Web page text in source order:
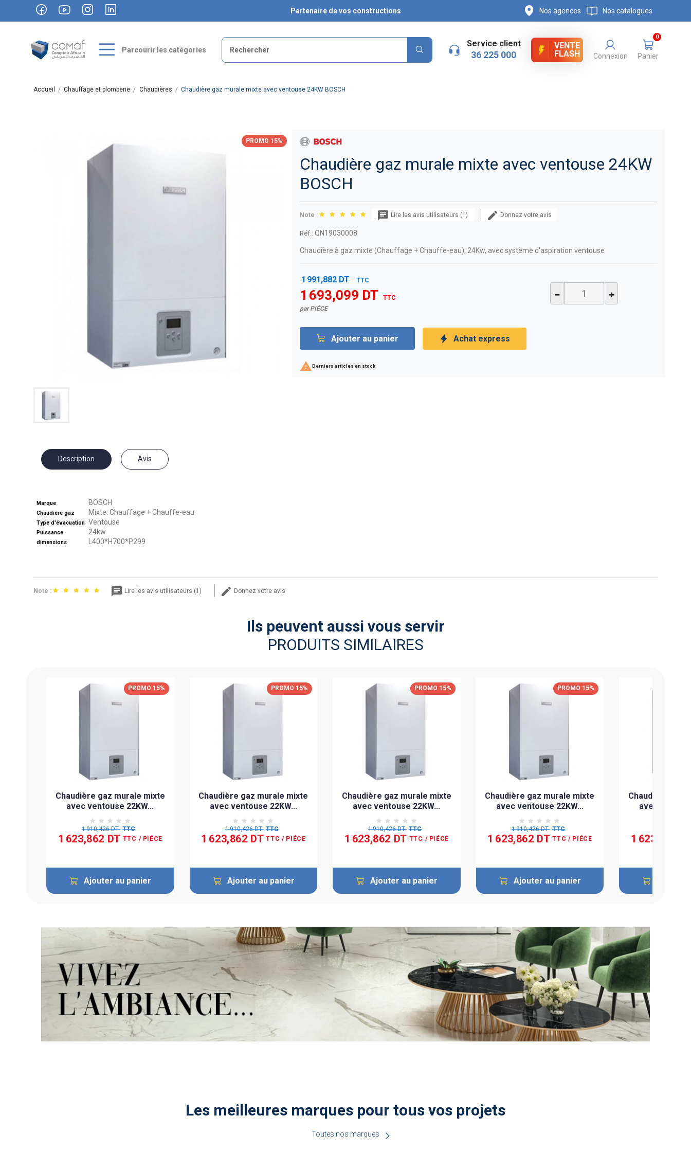
Partenaire de vos constructions Nos agences Nos catalogues
Parcourir les catégories
Service client
36 225 000
VENTE
FLASH
Connexion Panier
0
Accueil Chauffage et plomberie Chaudières Chaudière gaz murale mixte avec ventouse 24KW BOSCH
PROMO 15%
Chaudière gaz murale mixte avec ventouse 24KW
BOSCH
Note : Lire les avis utilisateurs (1) Donnez votre avis
Réf.: QN19030008
Chaudière à gaz mixte (Chauffage + Chauffe-eau), 24Kw, avec système d'aspiration ventouse
1 991,882 DT TTC
1 693,099 DT
TTC
par PIÉCE
Ajouter au panier Achat express
Derniers articles en stock
Description Avis
Marque BOSCH
Chaudière gaz Mixte: Chauffage + Chauffe-eau
Type d'évacuation Ventouse
Puissance 24kw
dimensions L400*H700*P299
Note : Lire les avis utilisateurs (1) Donnez votre avis
Ils peuvent aussi vous servir
PRODUITS SIMILAIRES
PROMO 15%
Chaudière gaz murale mixte
avec ventouse 22KW...
1 910,426 DT TTC
1 623,862 DT TTC / PIÉCE
Ajouter au panier
PROMO 15%
Chaudière gaz murale mixte
avec ventouse 22KW...
1 910,426 DT TTC
1 623,862 DT TTC / PIÉCE
Ajouter au panier
PROMO 15%
Chaudière gaz murale mixte
avec ventouse 22KW...
1 910,426 DT TTC
1 623,862 DT TTC / PIÉCE
Ajouter au panier
PROMO 15%
Chaudière gaz murale mixte
avec ventouse 22KW...
1 910,426 DT TTC
1 623,862 DT TTC / PIÉCE
Ajouter au panier
Chaudière gaz
avec
1 623,862
Les meilleures marques pour tous vos projets
Toutes nos marques